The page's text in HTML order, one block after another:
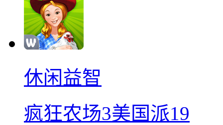
休闲益智
疯狂农场3美国派19